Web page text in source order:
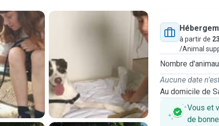
à partir de
/Animal
Nombre
Aucune date
Au domicile de
Vous et
de